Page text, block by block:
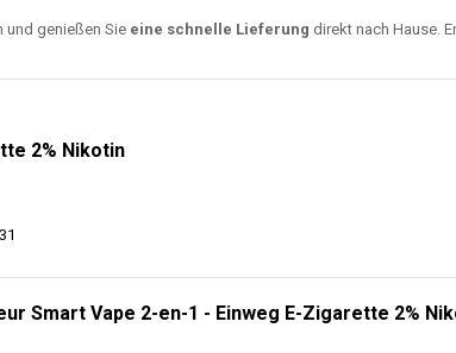
und genießen Sie eine schnelle Lieferung direkt nach Hause.
2% Nikotin
31
Smart Vape 2-en-1 - Einweg E-Zigarette 2%